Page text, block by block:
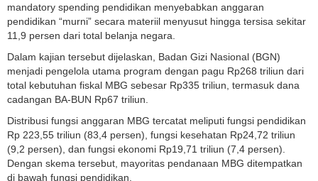
mandatory spending pendidikan menyebabkan anggaran
pendidikan “murni” secara materiil menyusut hingga tersisa sekitar
11,9 persen dari total belanja negara.
Dalam kajian tersebut dijelaskan, Badan Gizi Nasional (BGN)
menjadi pengelola utama program dengan pagu Rp268 triliun dari
total kebutuhan fiskal MBG sebesar Rp335 triliun, termasuk dana
cadangan BA-BUN Rp67 triliun.
Distribusi fungsi anggaran MBG tercatat meliputi fungsi pendidikan
Rp 223,55 triliun (83,4 persen), fungsi kesehatan Rp24,72 triliun
(9,2 persen), dan fungsi ekonomi Rp19,71 triliun (7,4 persen).
Dengan skema tersebut, mayoritas pendanaan MBG ditempatkan
di bawah fungsi pendidikan.